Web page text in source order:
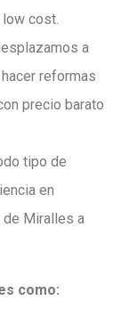
cost.
a
reformas
precio barato
tipo de
en
Miralles a
como: